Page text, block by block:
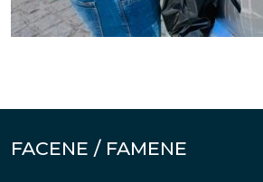
FACENE / FAMENE